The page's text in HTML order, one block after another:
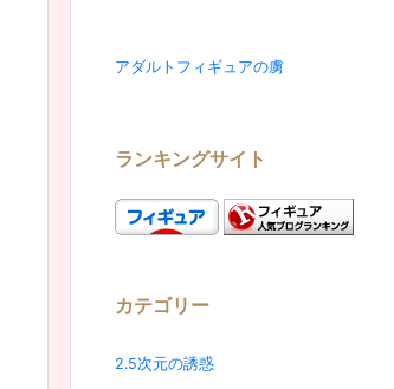
アダルトフィギュアの虜
ランキングサイト
カテゴリー
2.5次元の誘惑